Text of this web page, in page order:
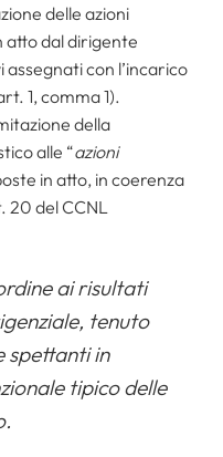
delle azioni
atto dal dirigente
con l’incarico
1, comma 1).
della
alle “azioni
in atto, in coerenza
del CCNL
ai risultati
tenuto
spettanti in
tipico delle